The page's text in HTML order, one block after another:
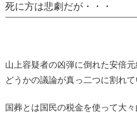
死に方は悲劇だが・・・
山上容疑者の凶弾に倒れた安倍
どうかの議論が真っ二つに割れて
国葬とは国民の税金を使って大